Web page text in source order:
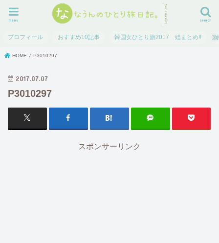
search
menu
プロフィール おすすめ10記事 韓国女ひとり旅2017 総まとめ!!
HOME P3010297
2017.07.07
P3010297
スポンサーリンク